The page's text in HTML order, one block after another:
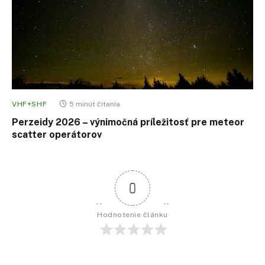
VHF+SHF 5 minút čítania
Perzeidy 2026 – výnimočná príležitosť pre meteor
scatter operátorov
0
Hodnotenie článku